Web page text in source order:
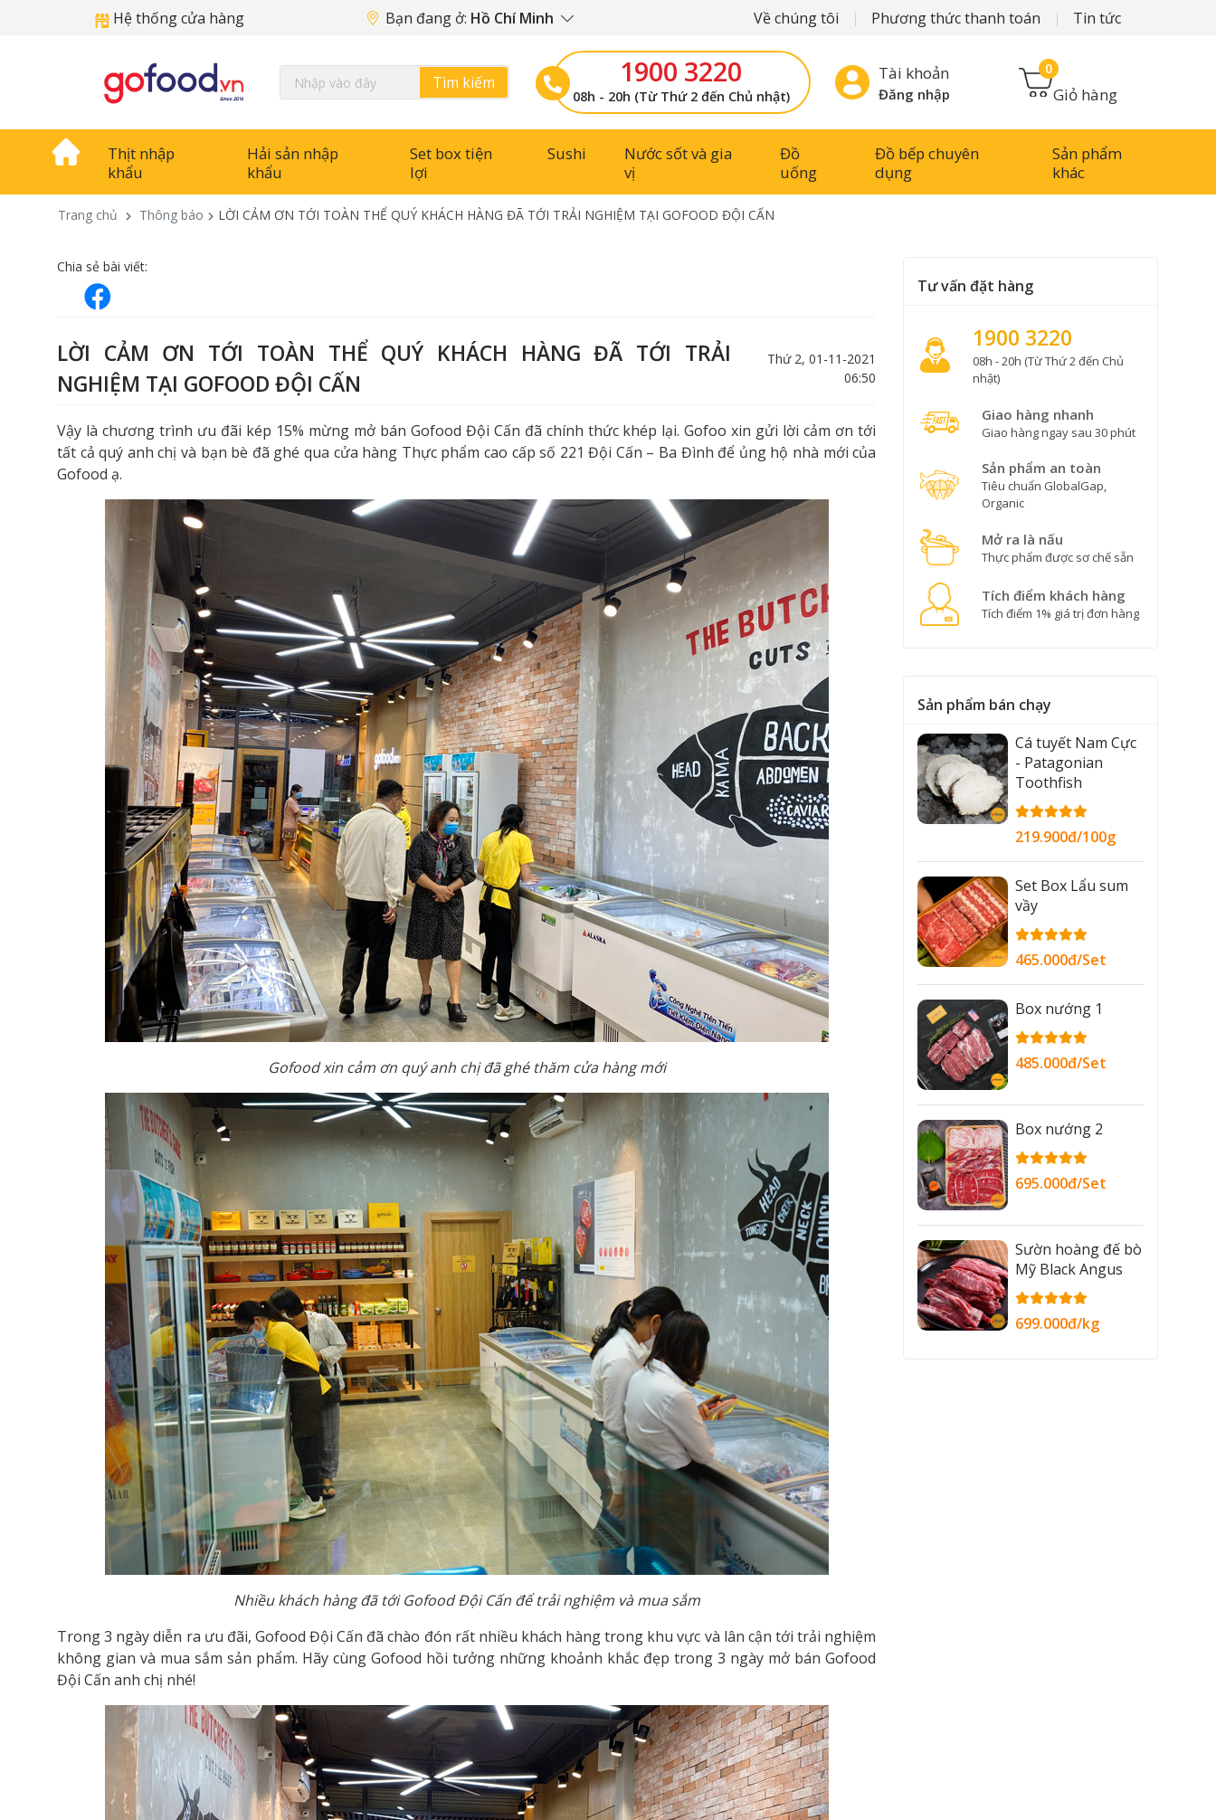
Hệ thống cửa hàng Bạn đang ở: Hồ Chí Minh Về chúng tôi Phương thức thanh toán Tin tức
Tìm kiếm 1900 3220
08h - 20h (Từ Thứ 2 đến Chủ nhật)
Tài khoản
Đăng nhập Giỏ hàng
0
Thịt nhập
khẩu
Hải sản nhập
khẩu
Set box tiện
lợi
Sushi
Nước sốt và gia
vị
Đồ
uống
Đồ bếp chuyên
dụng
Sản phẩm
khác
Trang chủ Thông báo LỜI CẢM ƠN TỚI TOÀN THỂ QUÝ KHÁCH HÀNG ĐÃ TỚI TRẢI NGHIỆM TẠI GOFOOD ĐỘI CẤN
Chia sẻ bài viết:
LỜI CẢM ƠN TỚI TOÀN THỂ QUÝ KHÁCH HÀNG ĐÃ TỚI TRẢI
NGHIỆM TẠI GOFOOD ĐỘI CẤN
Thứ 2, 01-11-2021
06:50
Vậy là chương trình ưu đãi kép 15% mừng mở bán Gofood Đội Cấn đã chính thức khép lại. Gofoo xin gửi lời cảm ơn tới
tất cả quý anh chị và bạn bè đã ghé qua cửa hàng Thực phẩm cao cấp số 221 Đội Cấn – Ba Đình để ủng hộ nhà mới của
Gofood ạ.
Gofood xin cảm ơn quý anh chị đã ghé thăm cửa hàng mới
Nhiều khách hàng đã tới Gofood Đội Cấn để trải nghiệm và mua sắm
Trong 3 ngày diễn ra ưu đãi, Gofood Đội Cấn đã chào đón rất nhiều khách hàng trong khu vực và lân cận tới trải nghiệm
không gian và mua sắm sản phẩm. Hãy cùng Gofood hồi tưởng những khoảnh khắc đẹp trong 3 ngày mở bán Gofood
Đội Cấn anh chị nhé!
Tư vấn đặt hàng
1900 3220
08h - 20h (Từ Thứ 2 đến Chủ
nhật)
Giao hàng nhanh
Giao hàng ngay sau 30 phút
Sản phẩm an toàn
Tiêu chuẩn GlobalGap,
Organic
Mở ra là nấu
Thực phẩm được sơ chế sẵn
Tích điểm khách hàng
Tích điểm 1% giá trị đơn hàng
Sản phẩm bán chạy
Cá tuyết Nam Cực
- Patagonian
Toothfish
219.900đ/100g
Set Box Lẩu sum
vầy
465.000đ/Set
Box nướng 1
485.000đ/Set
Box nướng 2
695.000đ/Set
Sườn hoàng đế bò
Mỹ Black Angus
699.000đ/kg